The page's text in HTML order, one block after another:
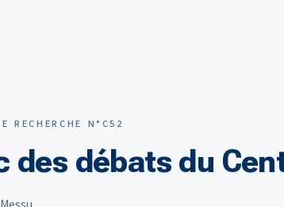
RECHERCHE N°C52
des débats du